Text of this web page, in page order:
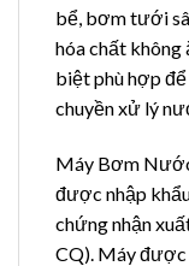
bể, bơm tưới
hóa chất không
biệt phù hợp
chuyền xử lý
Máy Bơm
được nhập
chứng nhận
CQ). Máy được